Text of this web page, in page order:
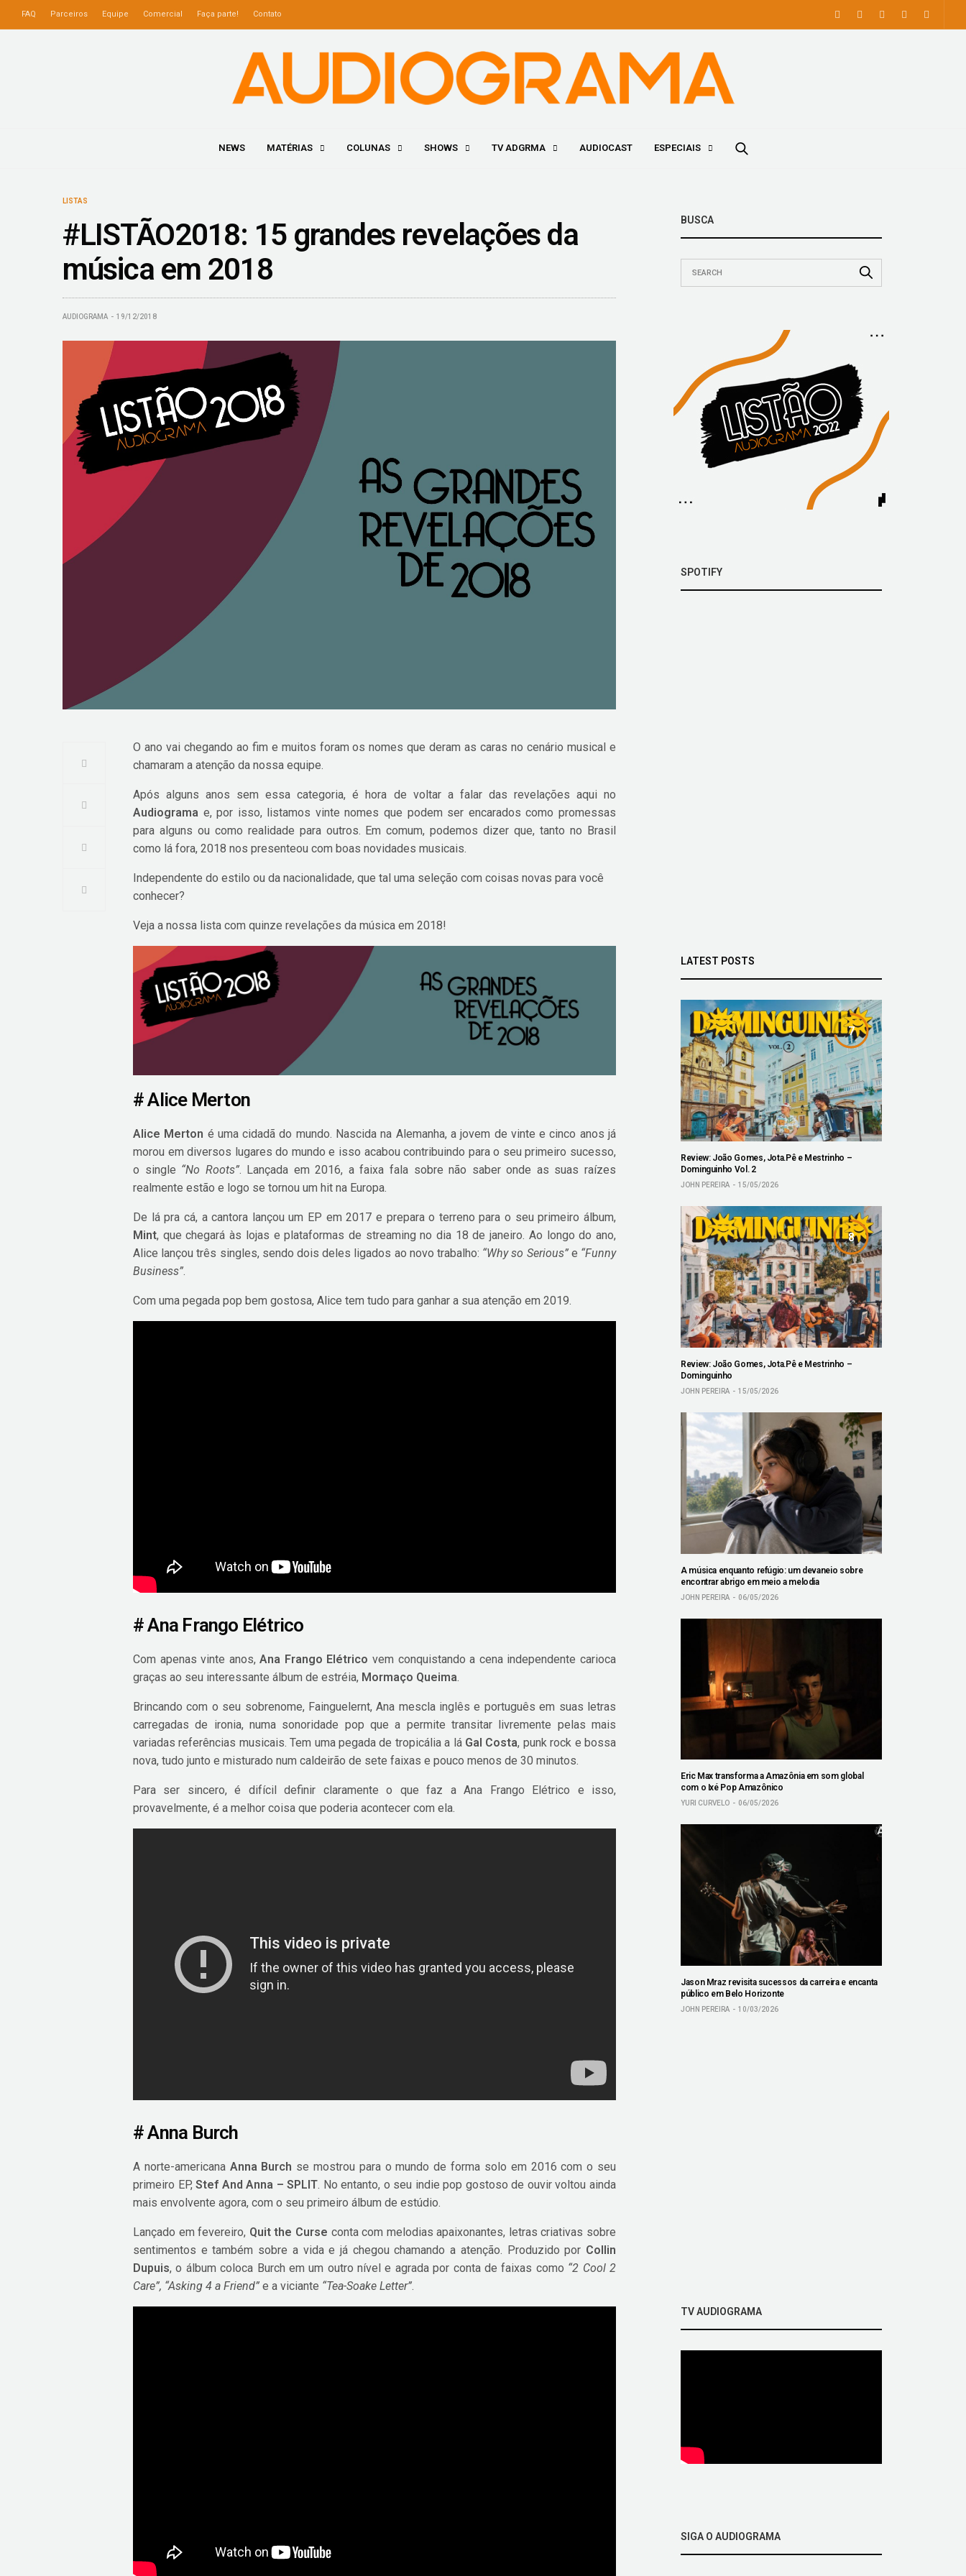
FAQ Parceiros Equipe Comercial Faça parte! Contato
NEWS MATÉRIAS COLUNAS SHOWS TV ADGRMA AUDIOCAST ESPECIAIS
LISTAS
#LISTÃO2018: 15 grandes revelações da
música em 2018
AUDIOGRAMA 19/12/2018
O ano vai chegando ao fim e muitos foram os nomes que deram as caras no cenário musical e
chamaram a atenção da nossa equipe.
Após alguns anos sem essa categoria, é hora de voltar a falar das revelações aqui no
Audiograma e, por isso, listamos vinte nomes que podem ser encarados como promessas
para alguns ou como realidade para outros. Em comum, podemos dizer que, tanto no Brasil
como lá fora, 2018 nos presenteou com boas novidades musicais.
Independente do estilo ou da nacionalidade, que tal uma seleção com coisas novas para você
conhecer?
Veja a nossa lista com quinze revelações da música em 2018!
# Alice Merton
Alice Merton é uma cidadã do mundo. Nascida na Alemanha, a jovem de vinte e cinco anos já
morou em diversos lugares do mundo e isso acabou contribuindo para o seu primeiro sucesso,
o single “No Roots”. Lançada em 2016, a faixa fala sobre não saber onde as suas raízes
realmente estão e logo se tornou um hit na Europa.
De lá pra cá, a cantora lançou um EP em 2017 e prepara o terreno para o seu primeiro álbum,
Mint, que chegará às lojas e plataformas de streaming no dia 18 de janeiro. Ao longo do ano,
Alice lançou três singles, sendo dois deles ligados ao novo trabalho: “Why so Serious”e “Funny
Business”.
Com uma pegada pop bem gostosa, Alice tem tudo para ganhar a sua atenção em 2019.
# Ana Frango Elétrico
Com apenas vinte anos,Ana Frango Elétrico vem conquistando a cena independente carioca
graças ao seu interessante álbum de estréia, Mormaço Queima.
Brincando com o seu sobrenome, Fainguelernt, Ana mescla inglês e português em suas letras
carregadas de ironia, numa sonoridade pop que a permite transitar livremente pelas mais
variadas referências musicais. Tem uma pegada de tropicália a lá Gal Costa, punk rock e bossa
nova, tudo junto e misturado num caldeirão de sete faixas e pouco menos de 30 minutos.
Para ser sincero, é difícil definir claramente o que faz a Ana Frango Elétrico e isso,
provavelmente, é a melhor coisa que poderia acontecer com ela.
# Anna Burch
A norte-americana Anna Burch se mostrou para o mundo de forma solo em 2016 com o seu
primeiro EP,Stef And Anna – SPLIT. No entanto, o seu indie pop gostoso de ouvir voltou ainda
mais envolvente agora, com o seu primeiro álbum de estúdio.
Lançado em fevereiro, Quit the Curse conta com melodias apaixonantes, letras criativas sobre
sentimentos e também sobre a vida e já chegou chamando a atenção. Produzido por Collin
Dupuis, o álbum coloca Burch em um outro nível e agrada por conta de faixas como “2 Cool 2
Care”, “Asking 4 a Friend” e a viciante “Tea-Soake Letter”.
BUSCA
SPOTIFY
LATEST POSTS
7
Review: João Gomes, Jota.Pê e Mestrinho –
Dominguinho Vol. 2
JOHN PEREIRA 15/05/2026
8
Review: João Gomes, Jota.Pê e Mestrinho –
Dominguinho
JOHN PEREIRA 15/05/2026
A música enquanto refúgio: um devaneio sobre
encontrar abrigo em meio a melodia
JOHN PEREIRA 06/05/2026
Eric Max transforma a Amazônia em som global
com o Ixé Pop Amazônico
YURI CURVELO 06/05/2026
Jason Mraz revisita sucessos da carreira e encanta
público em Belo Horizonte
JOHN PEREIRA 10/03/2026
TV AUDIOGRAMA
SIGA O AUDIOGRAMA